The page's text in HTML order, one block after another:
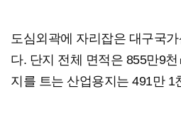
도심외곽에 자리잡은 대구국
다. 단지 전체 면적은 855만9
지를 트는 산업용지는 491만 1